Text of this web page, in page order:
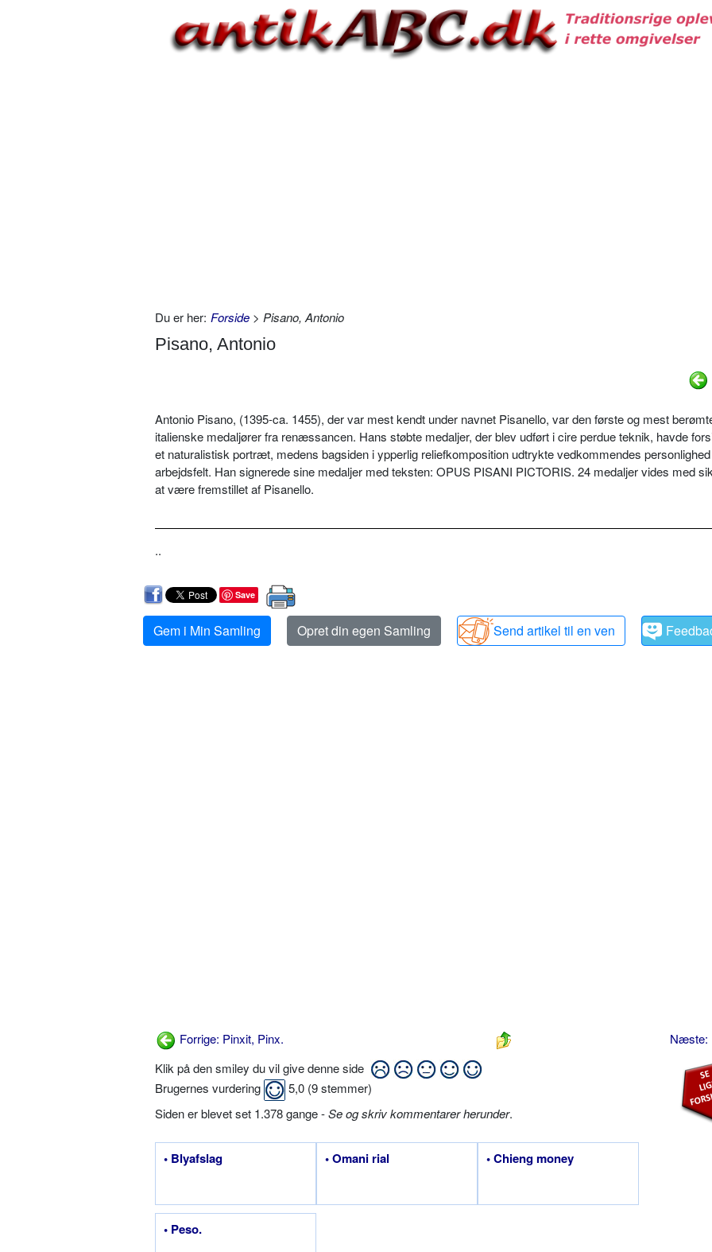
Du er her: Forside > Pisano, Antonio
Pisano, Antonio
Antonio Pisano, (1395-ca. 1455), der var mest kendt under navnet Pisanello, var den første og mest
italienske medaljører fra renæssancen. Hans støbte medaljer, der blev udført i cire perdue teknik, havde
et naturalistisk portræt, medens bagsiden i ypperlig reliefkomposition udtrykte vedkommendes
arbejdsfelt. Han signerede sine medaljer med teksten: OPUS PISANI PICTORIS. 24 medaljer vides med
at være fremstillet af Pisanello.
..
Save
Gem i Min Samling Opret din egen Samling Send artikel til en ven
Forrige: Pinxit, Pinx.
Næste:
Klik på den smiley du vil give denne side
Brugernes vurdering
5,0 (9stemmer)
Siden er blevet set 1.378 gange -Se og skriv kommentarer herunder.
• Blyafslag • Omani rial • Chieng money
• Peso.